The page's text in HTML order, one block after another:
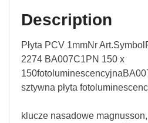
Description
Płyta PCV 1mmNr
2274 BA007C1PN 150 x
sztywna płyta
klucze nasadowe